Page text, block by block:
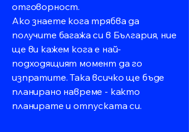
отговорност.
Ако знаете кога трябва да
получите багажа си в България, ние
ще ви кажем кога е най-
подходящият момент да го
изпратите. Така всичко ще бъде
планирано навреме - както
планирате и отпуската си.